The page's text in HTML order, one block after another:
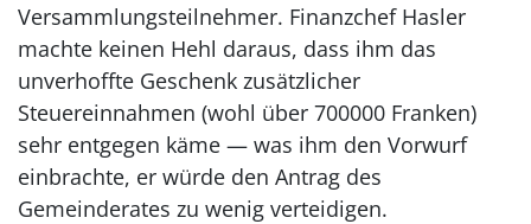
Versammlungsteilnehmer. Finanzchef Hasler
machte keinen Hehl daraus, dass ihm das
unverhoffte Geschenk zusätzlicher
Steuereinnahmen (wohl über 700000 Franken)
sehr entgegen käme — was ihm den Vorwurf
einbrachte, er würde den Antrag des
Gemeinderates zu wenig verteidigen.